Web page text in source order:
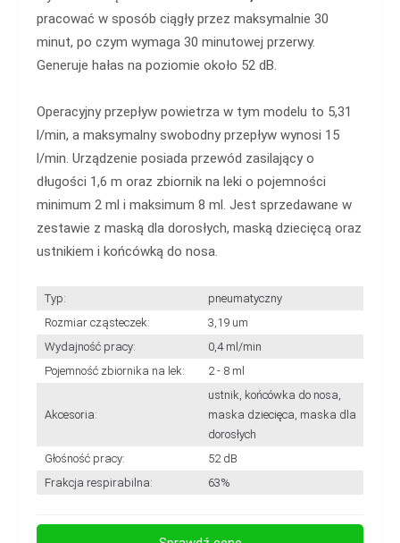
pracować w sposób ciągły przez maksymalnie 30
minut, po czym wymaga 30 minutowej przerwy.
Generuje hałas na poziomie około 52 dB.
Operacyjny przepływ powietrza w tym modelu to 5,31
l/min, a maksymalny swobodny przepływ wynosi 15
l/min. Urządzenie posiada przewód zasilający o
długości 1,6 m oraz zbiornik na leki o pojemności
minimum 2 ml i maksimum 8 ml. Jest sprzedawane w
zestawie z maską dla dorosłych, maską dziecięcą oraz
ustnikiem i końcówką do nosa.
Typ:
pneumatyczny
Rozmiar cząsteczek:
3,19 um
Wydajność pracy:
0,4 ml/min
Pojemność zbiornika na lek:
2 - 8 ml
Akcesoria:
ustnik, końcówka do nosa,
maska dziecięca, maska dla
dorosłych
Głośność pracy:
52 dB
Frakcja respirabilna:
63%